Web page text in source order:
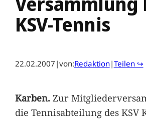
KSV-Tennis
22.02.2007 |von:Redaktion|Teilen ↪
Karben.Zur
die Tennisabteilung des KSV